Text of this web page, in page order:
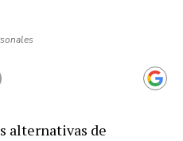
alternativas de